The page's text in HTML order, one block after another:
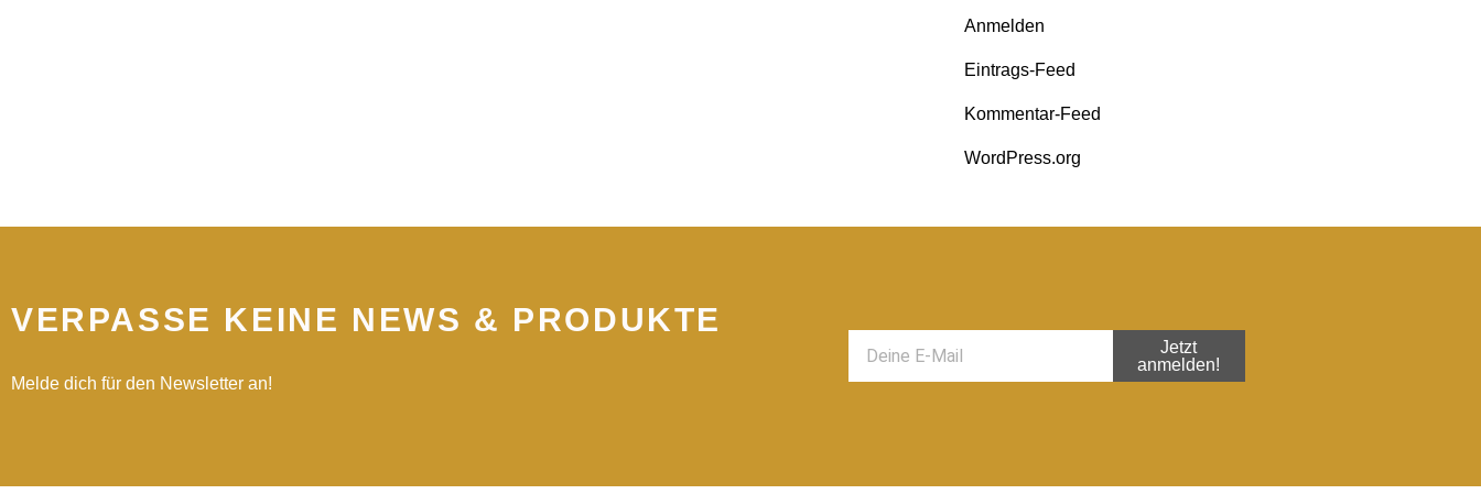
Anmelden
Eintrags-Feed
Kommentar-Feed
WordPress.org
VERPASSE KEINE NEWS & PRODUKTE
Melde dich für den Newsletter an!
Jetzt
anmelden!